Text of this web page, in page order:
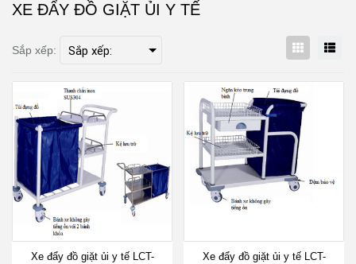
XE ĐẨY ĐỒ GIẶT ỦI Y TẾ
Sắp xếp:
Xe đẩy đồ giặt ủi y tế LCT-
Xe đẩy đồ giặt ủi y tế LCT-